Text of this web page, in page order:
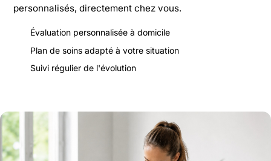
personnalisés, directement chez vous.
Évaluation personnalisée à domicile
Plan de soins adapté à votre situation
Suivi régulier de l'évolution